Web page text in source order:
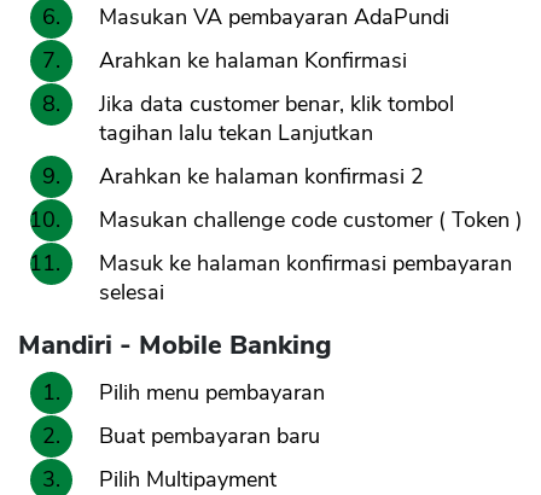
Masukan VA pembayaran AdaPundi
Arahkan ke halaman Konfirmasi
Jika data customer benar, klik tombol
tagihan lalu tekan Lanjutkan
Arahkan ke halaman konfirmasi 2
Masukan challenge code customer ( Token )
Masuk ke halaman konfirmasi pembayaran
selesai
Mandiri - Mobile Banking
Pilih menu pembayaran
Buat pembayaran baru
Pilih Multipayment